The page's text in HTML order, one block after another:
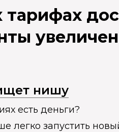
тарифах
нишу
есть деньги?
легко запустить